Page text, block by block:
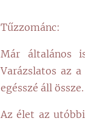
Tűzzománc:
Már általános
Varázslatos az
egésszé áll össze.
Az élet az